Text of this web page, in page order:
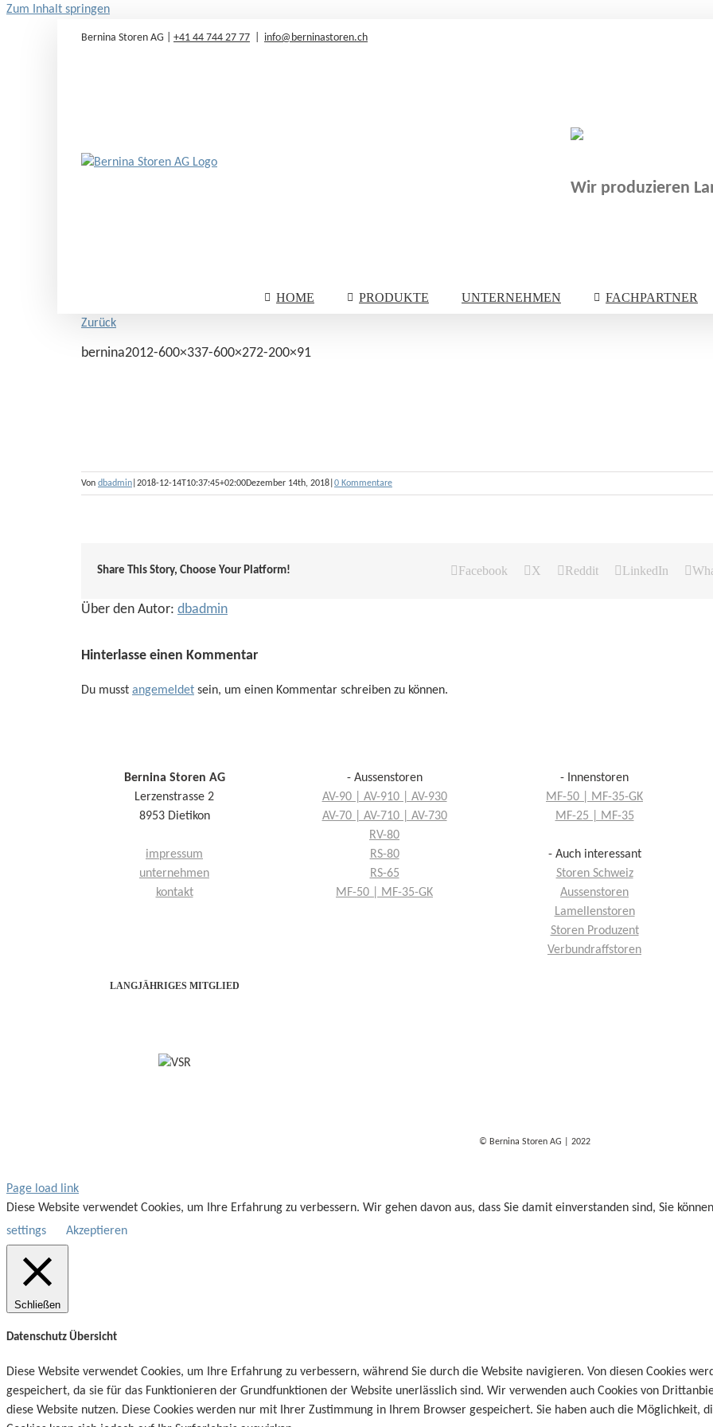
Zum Inhalt springen
Bernina Storen AG | +41 44 744 27 77 info@berninastoren.ch
Wir produzieren
HOME PRODUKTE UNTERNEHMEN FACHPARTNER
Zurück
bernina2012-600×337-600×272-200×91
Von dbadmin 2018-12-14T10:37:45+02:00Dezember 14th, 2018 0 Kommentare
Share This Story, Choose Your Platform! Facebook X Reddit LinkedIn
Über den Autor: dbadmin
Hinterlasse einen Kommentar
Du musst angemeldet sein, um einen Kommentar schreiben zu können.
Bernina Storen AG
Lerzenstrasse 2
8953 Dietikon
impressum
unternehmen
kontakt
- Aussenstoren
AV-90 | AV-910 | AV-930
AV-70 | AV-710 | AV-730
RV-80
RS-80
RS-65
MF-50 | MF-35-GK
- Innenstoren
MF-50 | MF-35-GK
MF-25 | MF-35
- Auch interessant
Storen Schweiz
Aussenstoren
Lamellenstoren
Storen Produzent
Verbundraffstoren
LANGJÄHRIGES MITGLIED
© Bernina Storen AG | 2022
Page load link
Diese Website verwendet Cookies, um Ihre Erfahrung zu verbessern. Wir gehen davon aus, dass Sie damit einverstanden sind, Sie
settings
Akzeptieren
Schließen
Datenschutz Übersicht
Diese Website verwendet Cookies, um Ihre Erfahrung zu verbessern, während Sie durch die Website navigieren. Von diesen Cookies
gespeichert, da sie für das Funktionieren der Grundfunktionen der Website unerlässlich sind. Wir verwenden auch Cookies von
diese Website nutzen. Diese Cookies werden nur mit Ihrer Zustimmung in Ihrem Browser gespeichert. Sie haben auch die Möglichkeit,